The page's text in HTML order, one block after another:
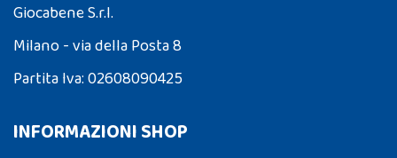
Giocabene S.r.l.
Milano - via della Posta 8
Partita Iva: 02608090425
INFORMAZIONI SHOP